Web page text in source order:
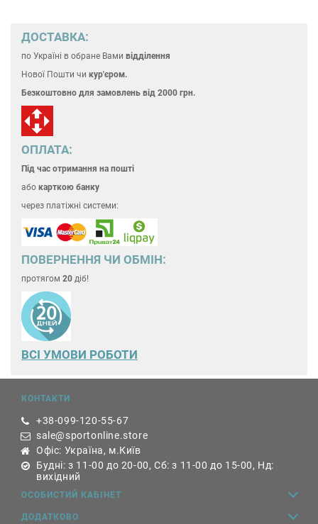
ДОСТАВКА:
по Україні в обране Вами відділення
Нової Пошти чи кур'єром.
Безкоштовно для замовлень від 2000 грн.
ОПЛАТА:
Під час отримання на пошті
або карткою банку
через платіжні системи:
ПОВЕРНЕННЯ ЧИ ОБМІН:
протягом 20 діб!
ВСІ УМОВИ РОБОТИ
КОНТАКТИ
+38-099-120-55-67
sale@sportonline.store
Офіс: Україна, м.Київ
Будні: з 11-00 до 20-00, Сб: з 11-00 до 15-00, Нд:
вихідний
ОСОБИСТИЙ КАБІНЕТ
ДОДАТКОВО